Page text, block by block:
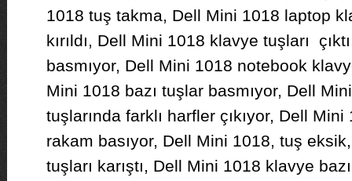
1018 tuş takma, Dell Mini 1018 laptop
kırıldı, Dell Mini 1018 klavye tuşları
basmıyor, Dell Mini 1018 notebook
Mini 1018 bazı tuşlar basmıyor, Dell
tuşlarında farklı harfler çıkıyor, Dell
rakam basıyor, Dell Mini 1018, tuş
tuşları karıştı, Dell Mini 1018 klavye